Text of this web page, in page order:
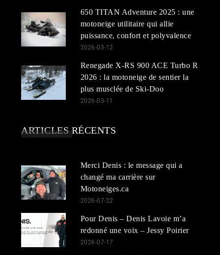
650 TITAN Adventure 2025 : une
motoneige utilitaire qui allie
puissance, confort et polyvalence
2026-03-12
Renegade X-RS 900 ACE Turbo R
2026 : la motoneige de sentier la
plus musclée de Ski-Doo
2026-03-11
ARTICLES RÉCENTS
Merci Denis : le message qui a
changé ma carrière sur
Motoneiges.ca
2026-07-22
Pour Denis – Denis Lavoie m’a
redonné une voix – Jessy Poirier
2026-07-17